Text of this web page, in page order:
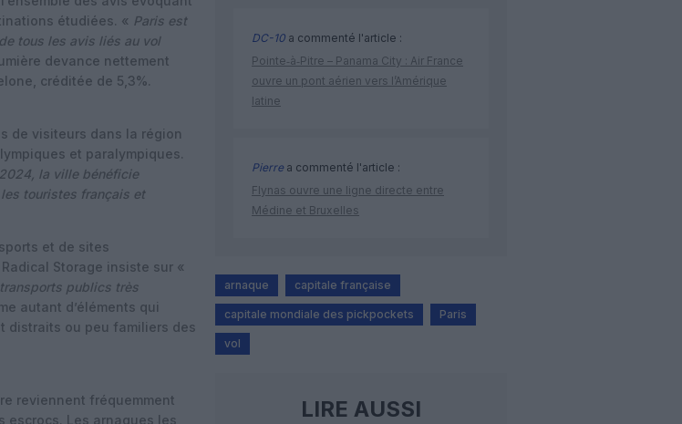
étudiées. « Paris est
tous les avis liés au vol
devance nettement
créditée de 5,3%.
de visiteurs dans la région
et paralympiques.
la ville bénéficie
touristes français et
et de sites
Storage insiste sur «
publics très
autant d’éléments qui
distraits ou peu familiers des
reviennent fréquemment
escrocs. Les arnaques les
DC-10 a commenté l'article :
Pointe‑à‑Pitre – Panama City : Air France
ouvre un pont aérien vers l’Amérique
latine
Pierrea commenté l'article :
Flynas ouvre une ligne directe entre
Médine et Bruxelles
arnaque capitale française
capitale mondiale des pickpockets Paris
vol
LIRE AUSSI